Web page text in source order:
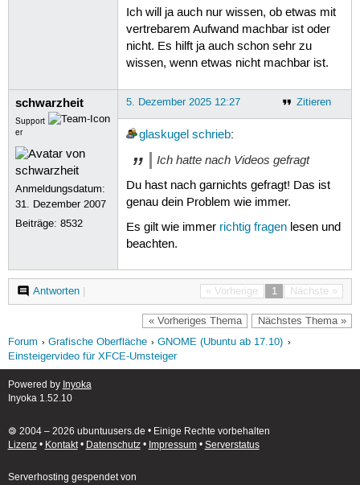
Ich will ja auch nur wissen, ob etwas mit
vertrebarem Aufwand machbar ist oder
nicht. Es hilft ja auch schon sehr zu
wissen, wenn etwas nicht machbar ist.
schwarzheit
Support
er
Anmeldungsdatum:
31. Dezember 2007
Beiträge:8532
Zitieren
5. Dezember 2025 12:27
glaskugel schrieb:
Ich hatte nach Videos gefragt
Du hast nach garnichts gefragt! Das ist
genau dein Problem wie immer.
Es gilt wie immer richtig fragenlesen und
beachten.
« Vorherige 1 Nächste »
Antworten|
« Vorheriges Thema Nächstes Thema »
Forum Grafische Oberfläche
GNOME (Ubuntu ab 17.10)
Einsteigervideo für XFCE-Umsteiger
Powered by Inyoka
Inyoka 1.52.10
🄯 2004 – 2026 ubuntuusers.de • Einige Rechte vorbehalten
Lizenz• Kontakt• Datenschutz• Impressum• Serverstatus
Serverhosting gespendet von